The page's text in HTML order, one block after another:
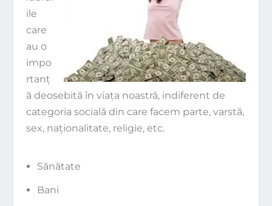
ile
care
au o
impo
rtanţ
ă deosebită în viaţa noastră, indiferent de
categoria socială din care facem parte, varstă,
sex, naţionalitate, religie, etc.
Sănătate
Bani